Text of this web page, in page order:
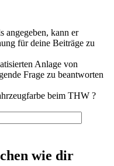
angegeben, kann er
für deine Beiträge zu
Anlage von
Frage zu beantworten
beim THW ?
wie dir